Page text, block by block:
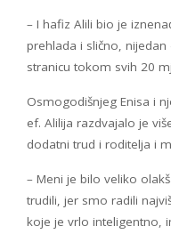
– I hafiz Alili bio je
prehlada i slično,
stranicu tokom svih 20
Osmogodišnjeg Enisa i
ef. Alilija razdvajalo je
dodatni trud i roditelja i
– Meni je bilo veliko
trudili, jer smo radili
koje je vrlo inteligentno,